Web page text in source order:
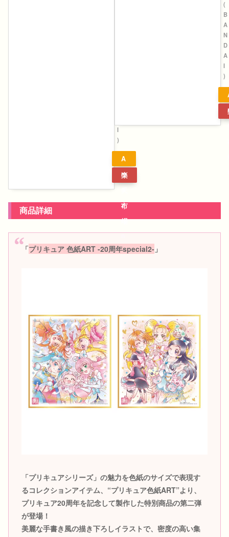
I
)
A
m
z
o
n
楽
市
場
(
B
A
N
D
A
I
)
商品詳細
「プリキュア 色紙ART -20周年special2- 」
「プリキュアシリーズ」の魅力を色紙のサイズで表現す
るコレクションアイテム、“プリキュア色紙ART”より、
プリキュア20周年を記念して製作した特別商品の第二弾
が登場！
美麗な手書き風の描き下ろしイラストで、密度の高い集